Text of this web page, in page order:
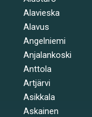
Alavieska
Alavus
Angelniemi
Anjalankoski
Anttola
Artjärvi
Asikkala
Askainen